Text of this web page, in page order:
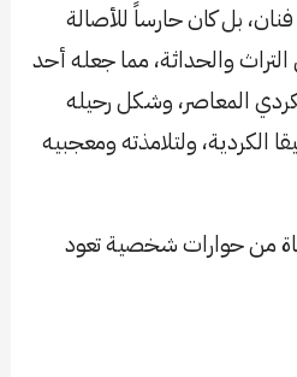
بل كان حارساً للأصالة
والحداثة، مما جعله أحد
المعاصر، وشكل رحيله
الكردية، ولتلامذته ومعجبيه
من حوارات شخصية تعود